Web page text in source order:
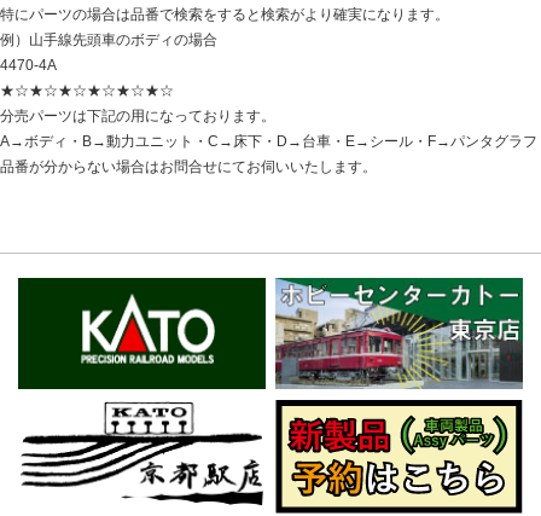
特にパーツの場合は品番で検索をすると検索がより確実になります。
例）山手線先頭車のボディの場合
4470-4A
★☆★☆★☆★☆★☆★☆
分売パーツは下記の用になっております。
A→ボディ・B→動力ユニット・C→床下・D→台車・E→シール・F→パンタグラフ
品番が分からない場合はお問合せにてお伺いいたします。